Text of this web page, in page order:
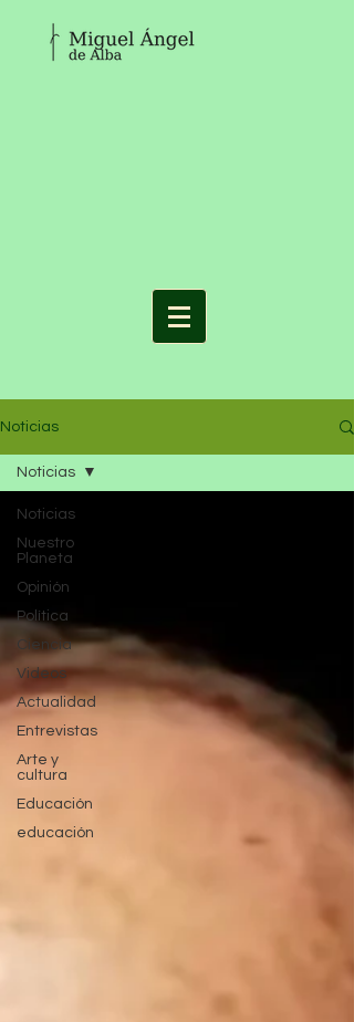
Noticias
Noticias
Nuestro
Planeta
Opinión
Política
Ciencia
Videos
Actualidad
Entrevistas
Arte y
cultura
Educación
educación
Noticias